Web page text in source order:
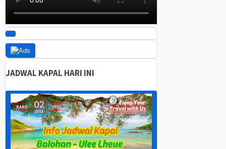
JADWAL KAPAL HARI INI